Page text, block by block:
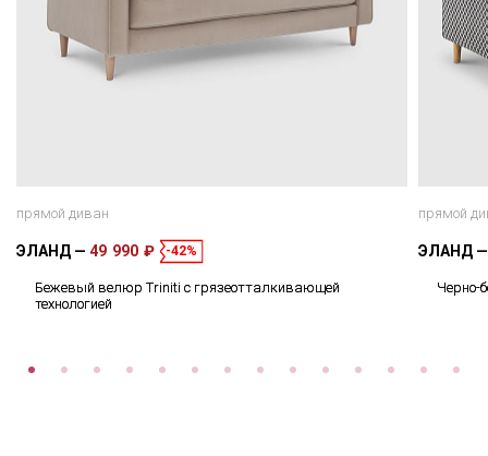
прямой диван
ЭЛАНД 49 990 ₽ -42%
Бежевый велюр Triniti с грязеотталкивающей
технологией
прямой
ЭЛАНД
Черно-